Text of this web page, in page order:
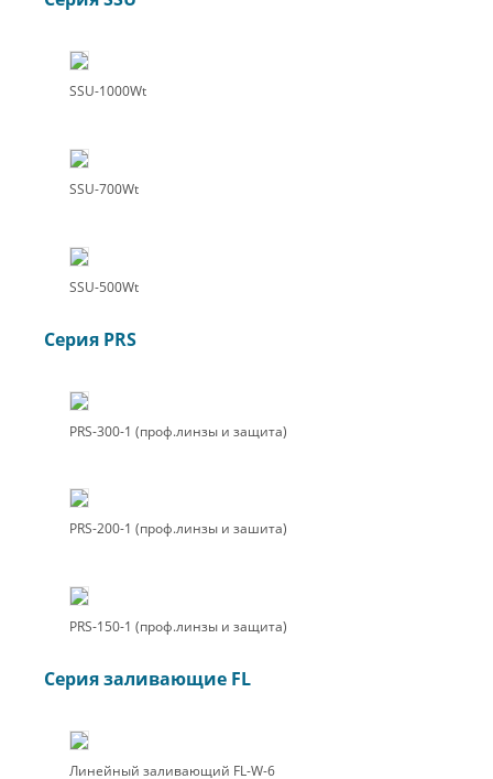
SSU-1000Wt
SSU-700Wt
SSU-500Wt
Серия PRS
PRS-300-1 (проф.линзы и защита)
PRS-200-1 (проф.линзы и зашита)
PRS-150-1 (проф.линзы и защита)
Серия заливающие FL
Линейный заливающий FL-W-6